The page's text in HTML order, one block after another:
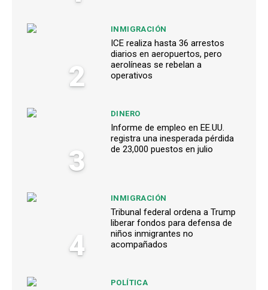
2
INMIGRACIÓN
ICE realiza hasta 36 arrestos
diarios en aeropuertos, pero
aerolíneas se rebelan a
operativos
3
DINERO
Informe de empleo en EE.UU.
registra una inesperada pérdida
de 23,000 puestos en julio
4
INMIGRACIÓN
Tribunal federal ordena a Trump
liberar fondos para defensa de
niños inmigrantes no
acompañados
POLÍTICA